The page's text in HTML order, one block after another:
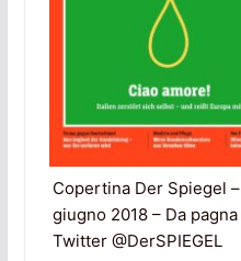
Copertina Der Spiegel –
giugno 2018 – Da pagna
Twitter @DerSPIEGEL